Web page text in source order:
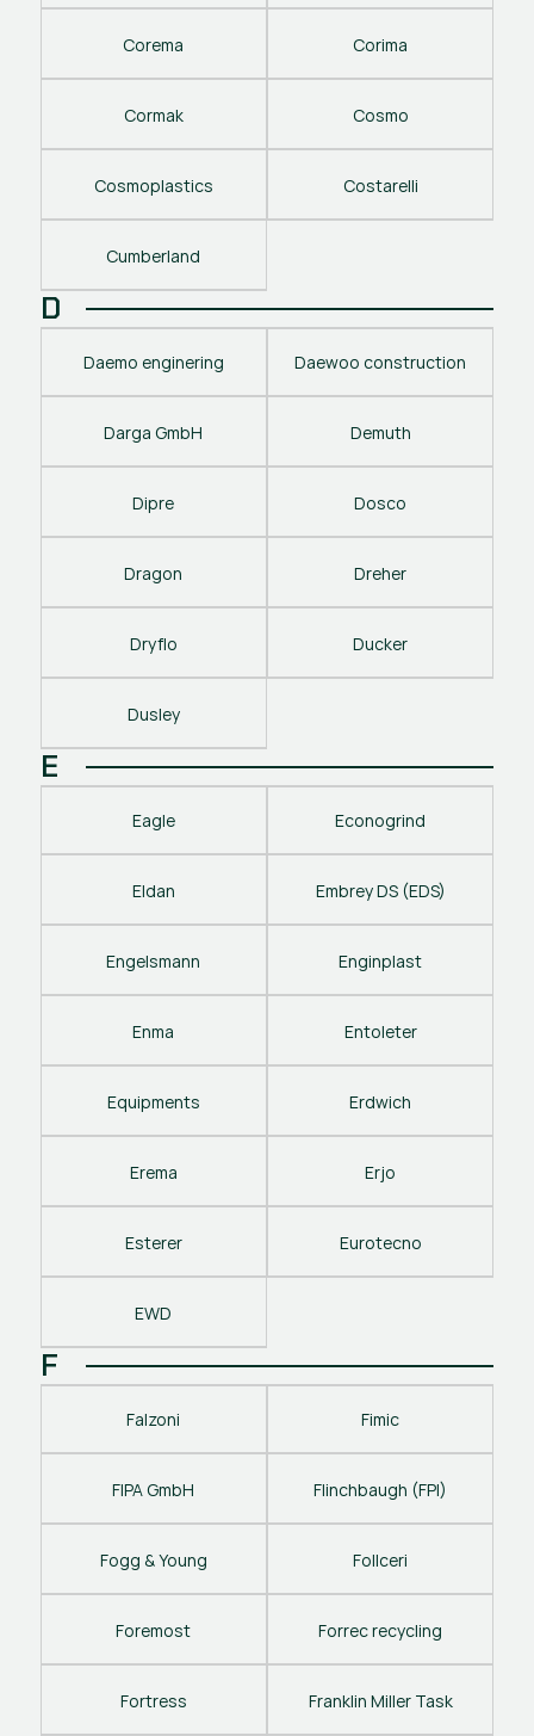
Corema Corima
Cormak Cosmo
Cosmoplastics Costarelli
Cumberland
D
Daemo enginering Daewoo construction
Darga GmbH Demuth
Dipre Dosco
Dragon Dreher
Dryflo Ducker
Dusley
E
Eagle Econogrind
Eldan Embrey DS (EDS)
Engelsmann Enginplast
Enma Entoleter
Equipments Erdwich
Erema Erjo
Esterer Eurotecno
EWD
F
Falzoni Fimic
FIPA GmbH Flinchbaugh (FPI)
Fogg & Young Follceri
Foremost Forrec recycling
Fortress Franklin Miller Task